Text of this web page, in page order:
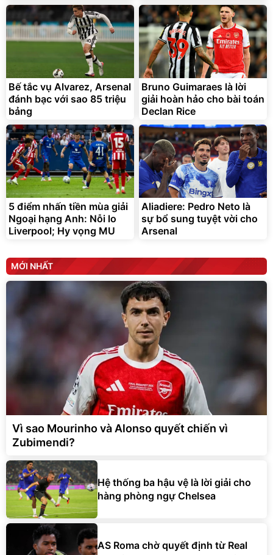
Lót ghế ôtô, nâng lưng
chống nóng giúp thoải mái
trong di chuyển
295.000 đ
Đã bán nhiều
Bế tắc vụ Alvarez, Arsenal
đánh bạc với sao 85 triệu
bảng
Bruno Guimaraes là lời
giải hoàn hảo cho bài toán
Declan Rice
5 điểm nhấn tiền mùa giải
Ngoại hạng Anh: Nỗi lo
Liverpool; Hy vọng MU
Aliadiere: Pedro Neto là
sự bổ sung tuyệt vời cho
Arsenal
MỚI NHẤT
Vì sao Mourinho và Alonso quyết chiến vì
Zubimendi?
Hệ thống ba hậu vệ là lời giải cho
hàng phòng ngự Chelsea
AS Roma chờ quyết định từ Real